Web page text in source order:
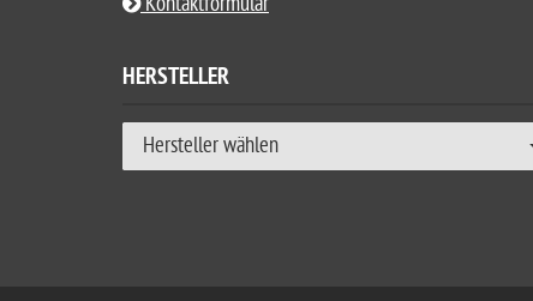
HERSTELLER
Hersteller wählen